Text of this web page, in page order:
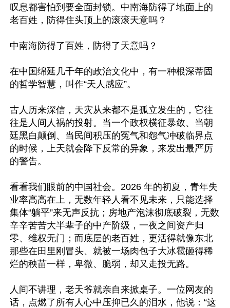
叹息都害怕到要全面封锁。中南海防得了地面上的
老百姓，防得住头顶上的滚滚天意吗？
中南海防得了百姓，防得了天意吗？
在中国绵延几千年的政治文化中，有一种根深蒂固
的哲学智慧，叫作“天人感应”。
古人历来深信，天灾从来都不是孤立发生的，它往
往是人间人祸的投射。当一个政权横征暴敛、当朝
廷黑白颠倒、当民间积压的冤气和怨气冲破临界点
的时候，上天就会降下反常的异象，来发出最严厉
的警告。
看看我们眼前的中国社会。2026 年的初夏，青年失
业率高高在上，无数年轻人看不见未来，只能选择
集体“躺平”来无声反抗；房地产泡沫彻底破裂，无数
辛辛苦苦大半辈子的中产阶级，一夜之间资产归
零、维权无门；而底层的老百姓，更活得就像东北
那些在田里刚冒头、就被一场肉包子大冰雹砸得稀
烂的秧苗一样，卑微、脆弱，却又走投无路。
人间不讲理，老天爷就亲自来掀桌子。一位网友的
话，点燃了所有人心中压抑已久的泪水，他说：“这